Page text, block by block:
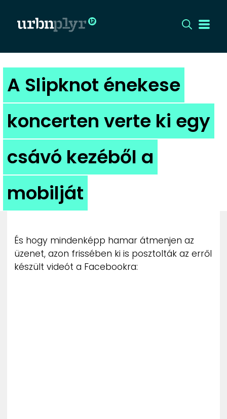
CÍMLAP
DIZÁJN
DIVAT
HIP
ZENE
MÉDIAAJÁNLAT
IMPRESSZUM
A Slipknot énekese
koncerten verte ki egy
csávó kezéből a
mobilját
És hogy mindenképp hamar átmenjen az
üzenet, azon frissében ki is posztolták az erről
készült videót a Facebookra: